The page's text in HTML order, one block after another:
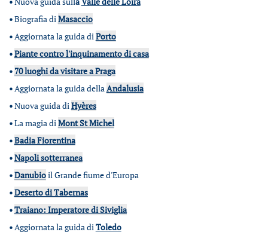
•Biografia diMasaccio
•Aggiornata la guida diPorto
•Piante contro l'inquinamento di casa
• 70 luoghi da visitare a Praga
•Aggiornata la guida dellaAndalusia
•Nuova guida diHyères
•La magia diMont St Michel
•Badia Fiorentina
•Napoli sotterranea
•Danubioil Grande fiume d'Europa
•Deserto di Tabernas
•Traiano: Imperatore di Siviglia
•Aggiornata la guida diToledo